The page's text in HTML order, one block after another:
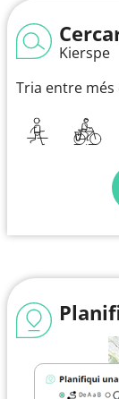
Kierspe
Tria entre més